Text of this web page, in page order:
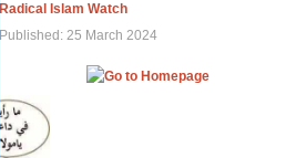
Radical Islam Watch
Published: 25 March 2024